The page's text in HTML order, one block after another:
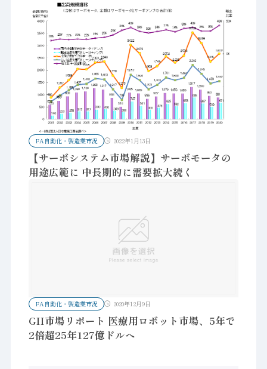
FA自動化・製造業市況 2022年1月13日
【サーボシステム市場解説】サーボモータの
用途広範に 中長期的に需要拡大続く
FA自動化・製造業市況 2020年12月9日
GII市場リポート 医療用ロボット市場、5年で
2倍超25年127億ドルへ